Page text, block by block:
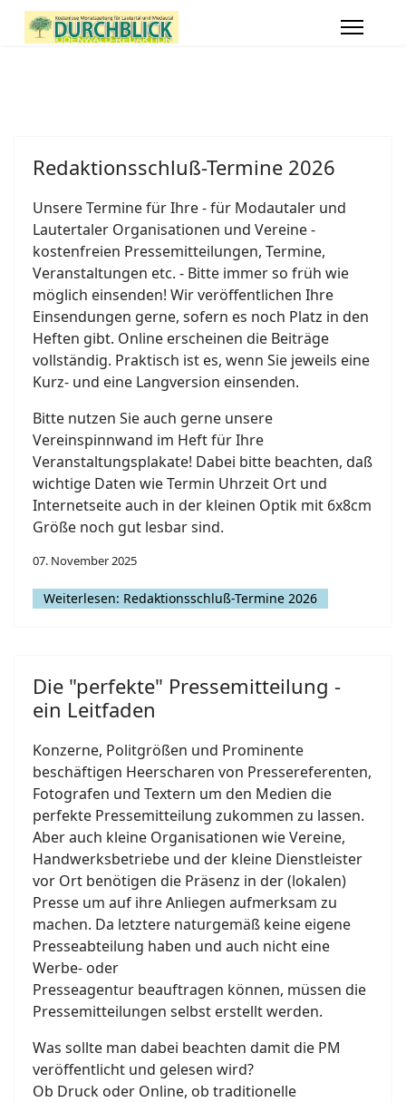
Redaktionsschluß-Termine 2026
Unsere Termine für Ihre - für Modautaler und
Lautertaler Organisationen und Vereine -
kostenfreien Pressemitteilungen, Termine,
Veranstaltungen etc. - Bitte immer so früh wie
möglich einsenden! Wir veröffentlichen Ihre
Einsendungen gerne, sofern es noch Platz in den
Heften gibt. Online erscheinen die Beiträge
vollständig. Praktisch ist es, wenn Sie jeweils eine
Kurz- und eine Langversion einsenden.
Bitte nutzen Sie auch gerne unsere
Vereinspinnwand im Heft für Ihre
Veranstaltungsplakate! Dabei bitte beachten, daß
wichtige Daten wie Termin Uhrzeit Ort und
Internetseite auch in der kleinen Optik mit 6x8cm
Größe noch gut lesbar sind.
07. November 2025
Weiterlesen: Redaktionsschluß-Termine 2026
Die "perfekte" Pressemitteilung -
ein Leitfaden
Konzerne, Politgrößen und Prominente
beschäftigen Heerscharen von Pressereferenten,
Fotografen und Textern um den Medien die
perfekte Pressemitteilung zukommen zu lassen.
Aber auch kleine Organisationen wie Vereine,
Handwerksbetriebe und der kleine Dienstleister
vor Ort benötigen die Präsenz in der (lokalen)
Presse um auf ihre Anliegen aufmerksam zu
machen. Da letztere naturgemäß keine eigene
Presseabteilung haben und auch nicht eine
Werbe- oder
Presseagentur beauftragen können, müssen die
Pressemitteilungen selbst erstellt werden.
Was sollte man dabei beachten damit die PM
veröffentlicht und gelesen wird?
Ob Druck oder Online, ob traditionelle